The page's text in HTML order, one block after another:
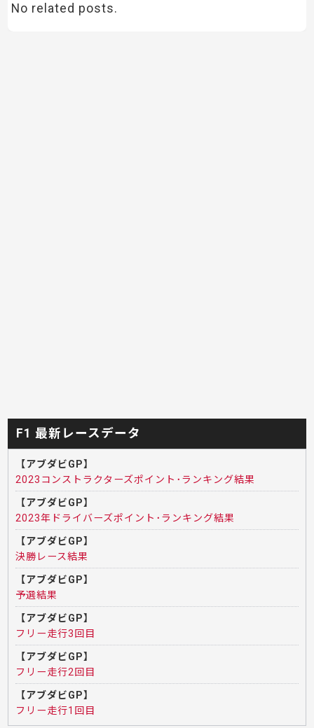
No related posts.
F1 最新レースデータ
【アブダビGP】
2023コンストラクターズポイント･ランキング結果
【アブダビGP】
2023年ドライバーズポイント･ランキング結果
【アブダビGP】
決勝レース結果
【アブダビGP】
予選結果
【アブダビGP】
フリー走行3回目
【アブダビGP】
フリー走行2回目
【アブダビGP】
フリー走行1回目